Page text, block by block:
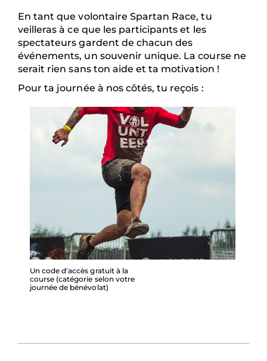
En tant que volontaire Spartan Race, tu
veilleras à ce que les participants et les
spectateurs gardent de chacun des
événements, un souvenir unique. La course ne
serait rien sans ton aide et ta motivation !
Pour ta journée à nos côtés, tu reçois :
Un code d'accès gratuit à la
course (catégorie selon votre
journée de bénévolat)